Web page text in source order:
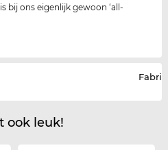
bij ons eigenlijk gewoon ‘all-
ook leuk!